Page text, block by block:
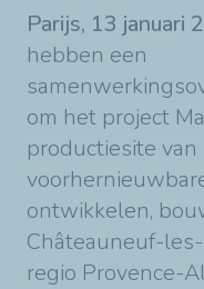
Parijs, 13 januari
hebben een
om het project
productiesite van
ontwikkelen,
Châteauneuf-
regio Provence-